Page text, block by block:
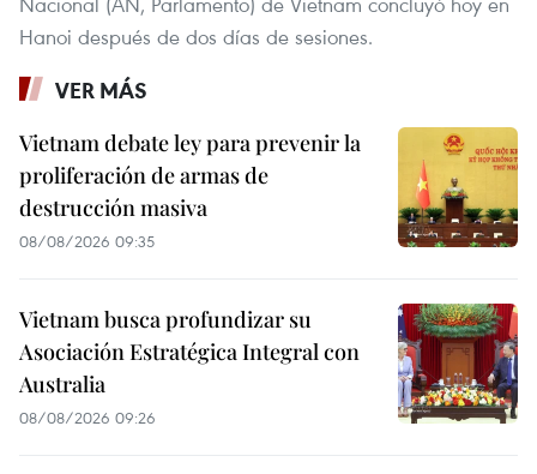
Hanoi después de dos días de sesiones.
VER MÁS
Vietnam debate ley para prevenir la
proliferación de armas de
destrucción masiva
08/08/2026 09:35
Vietnam busca profundizar su
Asociación Estratégica Integral con
Australia
08/08/2026 09:26